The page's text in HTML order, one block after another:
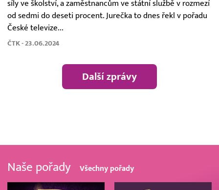
síly ve školství, a zaměstnancům ve státní službě v rozmezí
od sedmi do deseti procent. Jurečka to dnes řekl v pořadu
České televize...
ČTK - 23.06.2024
Další zprávy
Naše pořady Všechny pořady